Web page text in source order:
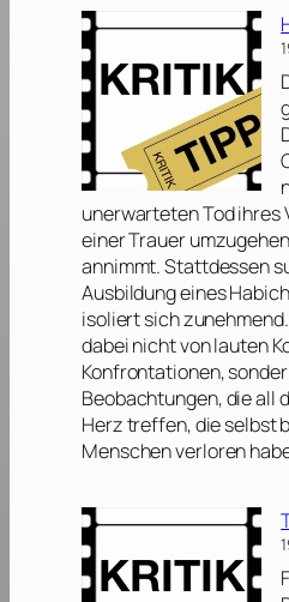
unerwarteten Tod ihres
einer Trauer
annimmt. Stattdessen
Ausbildung eines
isoliert sich zunehmend.
dabei nicht von lauten
Konfrontationen,
Beobachtungen, die all
Herz treffen, die selbst
Menschen verloren